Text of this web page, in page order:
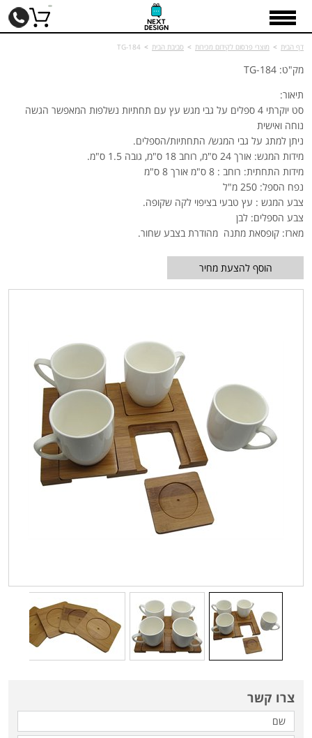
דף הבית > מוצרי פרסום לקידום מכירות > סביבת הבית >
TG-184
מק"ט: TG-184
תיאור:
סט יוקרתי 4 ספלים על גבי מגש עץ עם תחתיות נשלפות המאפשר הגשה
נוחה ואישית
ניתן למתג על גבי המגש/ התחתיות/הספלים.
מידות המגש: אורך 24 ס"מ, רוחב 18 ס"מ, גובה 1.5 ס"מ.
מידות התחתית: רוחב : 8 ס"מ אורך 8 ס"מ
נפח הספל: 250 מ"ל
צבע המגש : עץ טבעי בציפוי לקה שקופה.
צבע הספלים: לבן
מארז: קופסאת מתנה מהודרת בצבע שחור.
הוסף להצעת מחיר
צרו קשר